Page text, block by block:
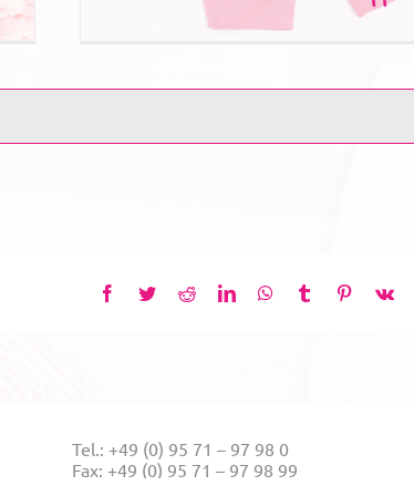
Facebook
TwitterRedditLinkedInWhatsApp
Tumblr Pinterest
Vk
Tel.: +49 (0) 95 71 – 97 98 0
Fax: +49 (0) 95 71 – 97 98 99